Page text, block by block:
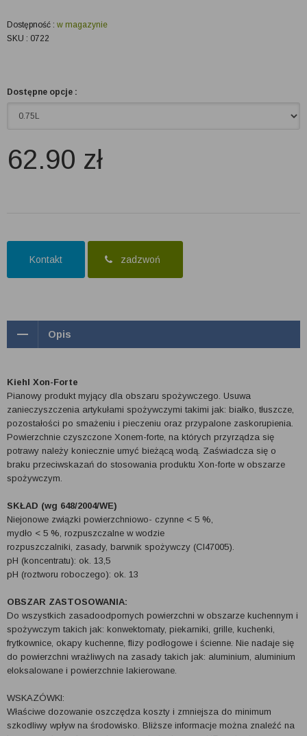
Dostępność : w magazynie
SKU : 0722
Dostępne opcje :
62.90 zł
Kontakt zadzwoń
Opis
Kiehl Xon-Forte
Pianowy produkt myjący dla obszaru spożywczego. Usuwa
zanieczyszczenia artykułami spożywczymi takimi jak: białko, tłuszcze,
pozostałości po smażeniu i pieczeniu oraz przypalone zaskorupienia.
Powierzchnie czyszczone Xonem-forte, na których przyrządza się
potrawy należy koniecznie umyć bieżącą wodą. Zaświadcza się o
braku przeciwskazań do stosowania produktu Xon-forte w obszarze
spożywczym.
SKŁAD (wg 648/2004/WE)
Niejonowe związki powierzchniowo- czynne < 5 %,
mydło < 5 %, rozpuszczalne w wodzie
rozpuszczalniki, zasady, barwnik spożywczy (CI47005).
pH (koncentratu): ok. 13,5
pH (roztworu roboczego): ok. 13
OBSZAR ZASTOSOWANIA:
Do wszystkich zasadoodpornych powierzchni w obszarze kuchennym i
spożywczym takich jak: konwektomaty, piekarniki, grille, kuchenki,
frytkownice, okapy kuchenne, flizy podłogowe i ścienne. Nie nadaje się
do powierzchni wrażliwych na zasady takich jak: aluminium, aluminium
eloksalowane i powierzchnie lakierowane.
WSKAZÓWKI:
Właściwe dozowanie oszczędza koszty i zmniejsza do minimum
szkodliwy wpływ na środowisko. Bliższe informacje można znaleźć na